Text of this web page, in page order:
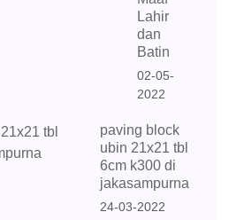
Lahir
dan
Batin
02-05-
2022
paving block
ubin 21x21 tbl
6cm k300 di
jakasampurna
24-03-2022